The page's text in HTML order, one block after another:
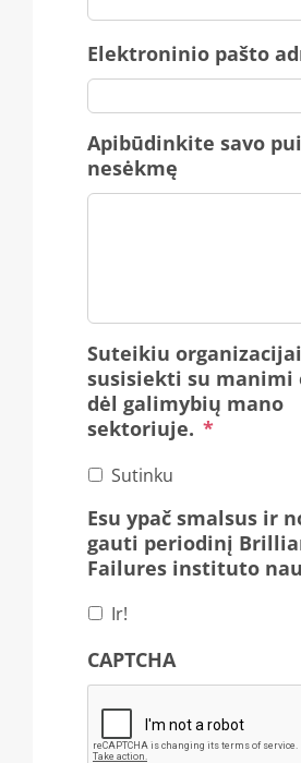
Elektroninio pašto
Apibūdinkite savo
nesėkmę
Suteikiu
susisiekti su manimi
dėl galimybių mano
sektoriuje. *
Sutinku
Esu ypač smalsus ir
gauti periodinį
Failures instituto
Ir!
CAPTCHA